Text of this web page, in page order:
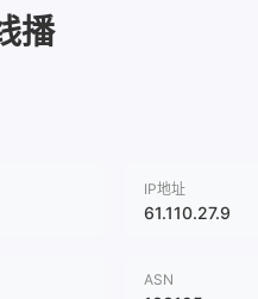
播
IP地址
61.110.27.9
ASN